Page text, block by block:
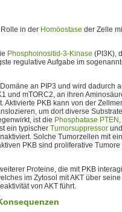
in der Homöostase der Zelle
Phosphoinositid-3-Kinase (PI3K),
regulative Aufgabe im
an PIP3 und wird dadurch
und mTORC2, an ihren
Aktivierte PKB kann von der
um dort diverse
ist die Phosphatase PTEN
ein typischer Tumorsuppressor
Solche Tumorzellen mit
PKB sind proliferative
Proteine, die mit PKB
im Zytosol mit AKT über
von AKT führt.